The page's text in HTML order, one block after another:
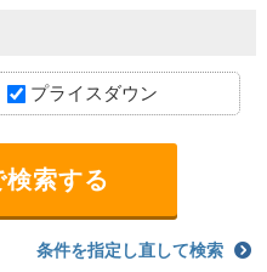
プライスダウン
条件を指定し直して検索